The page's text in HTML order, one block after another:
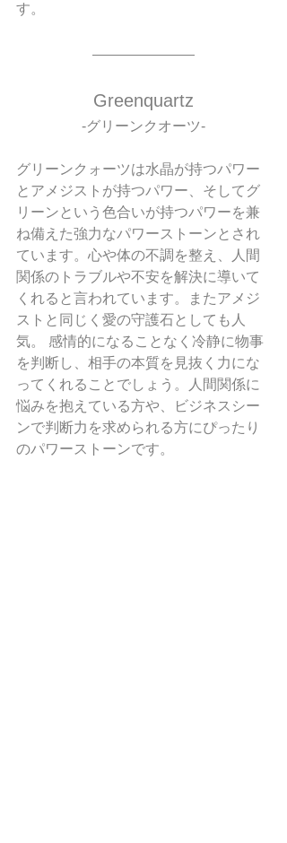
す。
Greenquartz
-グリーンクオーツ-
グリーンクォーツは水晶が持つパワー
とアメジストが持つパワー、そしてグ
リーンという色合いが持つパワーを兼
ね備えた強力なパワーストーンとされ
ています。心や体の不調を整え、人間
関係のトラブルや不安を解決に導いて
くれると言われています。またアメジ
ストと同じく愛の守護石としても人
気。 感情的になることなく冷静に物事
を判断し、相手の本質を見抜く力にな
ってくれることでしょう。人間関係に
悩みを抱えている方や、ビジネスシー
ンで判断力を求められる方にぴったり
のパワーストーンです。